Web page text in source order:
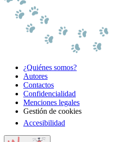
¿Quiénes somos?
Autores
Contactos
Confidencialidad
Menciones legales
Gestión de cookies
Accesibilidad